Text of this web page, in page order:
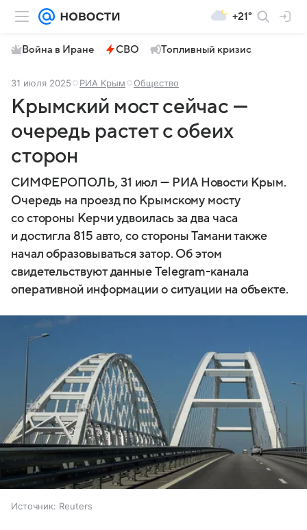
+21°
Война в Иране СВО Топливный кризис
31 июля 2025 РИА Крым Общество
Крымский мост сейчас —
очередь растет с обеих
сторон
СИМФЕРОПОЛЬ, 31 июл — РИА Новости Крым.
Очередь на проезд по Крымскому мосту
со стороны Керчи удвоилась за два часа
и достигла 815 авто, со стороны Тамани также
начал образовываться затор. Об этом
свидетельствуют данные Telegram-канала
оперативной информации о ситуации на объекте.
Источник: Reuters